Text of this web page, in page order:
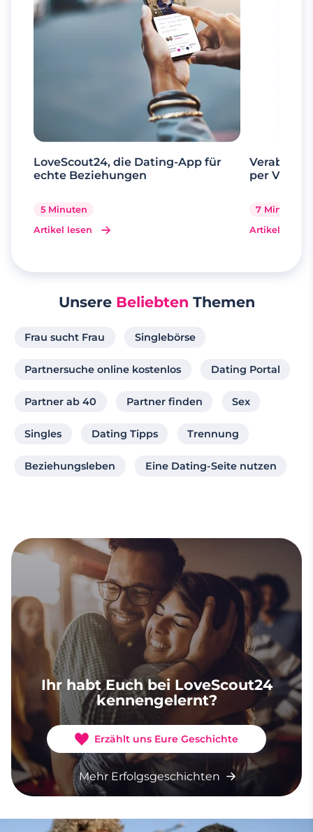
LoveScout24, die Dating-App für
echte Beziehungen
5 Minuten
Artikel lesen
per
7 Minuten
Artikel lesen
Unsere Beliebten Themen
Frau sucht Frau Singlebörse
Partnersuche online kostenlos Dating Portal
Partner ab 40 Partner finden Sex
Singles Dating Tipps Trennung
Beziehungsleben Eine Dating-Seite nutzen
Ihr habt Euch bei LoveScout24
kennengelernt?
Erzählt uns Eure Geschichte
Mehr Erfolgsgeschichten